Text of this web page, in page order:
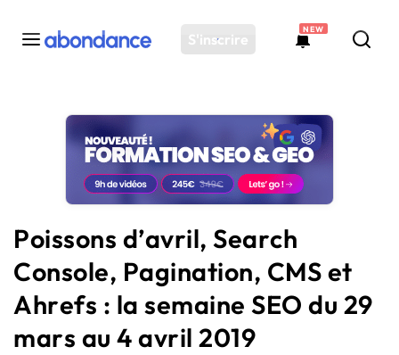
S'inscrire
NEW
Toutes les actus
Actus SEO
Plateforme
Solutions
Ressources
Audit SEO
Poissons d’avril, Search
Console, Pagination, CMS et
Ahrefs : la semaine SEO du 29
mars au 4 avril 2019